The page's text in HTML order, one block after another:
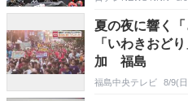
夏の夜に響く
「いわきおど
加 福島
福島中央テレビ 8/9(